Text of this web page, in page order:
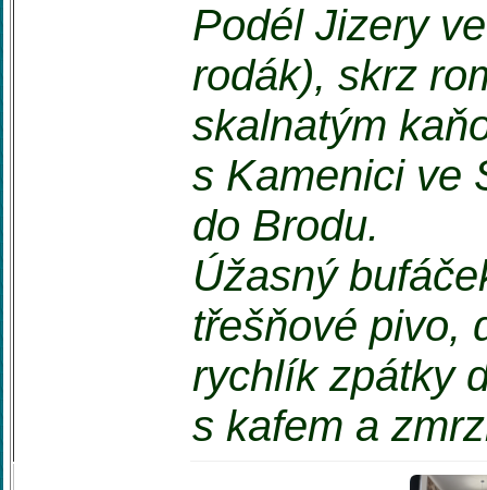
Podél Jizery
rodák), skrz
skalnatým
s Kamenici ve
do Brodu.
Úžasný
třešňové pivo,
rychlík zpátky
s kafem a